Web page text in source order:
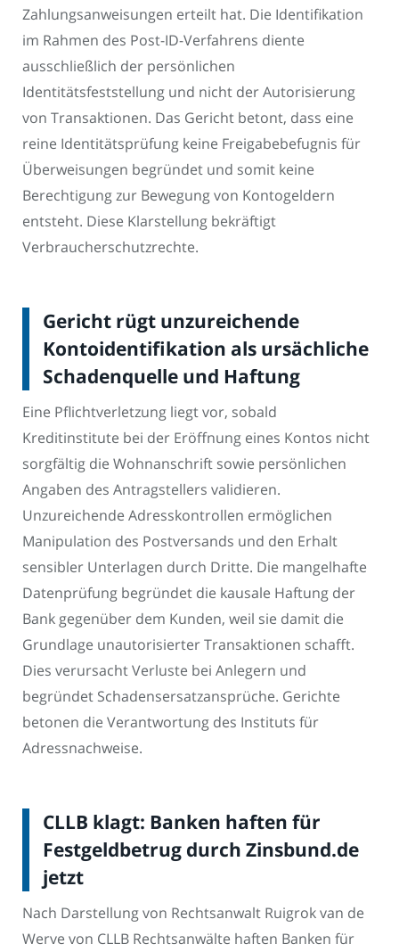
Zahlungsanweisungen erteilt hat. Die Identifikation
im Rahmen des Post-ID-Verfahrens diente
ausschließlich der persönlichen
Identitätsfeststellung und nicht der Autorisierung
von Transaktionen. Das Gericht betont, dass eine
reine Identitätsprüfung keine Freigabebefugnis für
Überweisungen begründet und somit keine
Berechtigung zur Bewegung von Kontogeldern
entsteht. Diese Klarstellung bekräftigt
Verbraucherschutzrechte.
Gericht rügt unzureichende
Kontoidentifikation als ursächliche
Schadenquelle und Haftung
Eine Pflichtverletzung liegt vor, sobald
Kreditinstitute bei der Eröffnung eines Kontos nicht
sorgfältig die Wohnanschrift sowie persönlichen
Angaben des Antragstellers validieren.
Unzureichende Adresskontrollen ermöglichen
Manipulation des Postversands und den Erhalt
sensibler Unterlagen durch Dritte. Die mangelhafte
Datenprüfung begründet die kausale Haftung der
Bank gegenüber dem Kunden, weil sie damit die
Grundlage unautorisierter Transaktionen schafft.
Dies verursacht Verluste bei Anlegern und
begründet Schadensersatzansprüche. Gerichte
betonen die Verantwortung des Instituts für
Adressnachweise.
CLLB klagt: Banken haften für
Festgeldbetrug durch Zinsbund.de
jetzt
Nach Darstellung von Rechtsanwalt Ruigrok van de
Werve von CLLB Rechtsanwälte haften Banken für